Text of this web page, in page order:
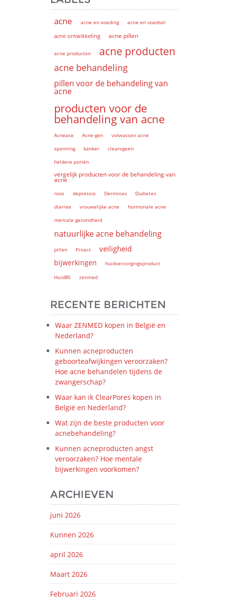
acne acne en voeding
acne en voedsel
acne ontwikkeling
acne pillen
acne producten acne producten
acne behandeling
pillen voor de behandeling van
acne
producten voor de
behandeling van acne
Acnease Acne-gen
volwassen acne
spanning
kanker
clearogeen
heldere poriën
vergelijk producten voor de behandeling van
acne
roos depressie Derminax
Diabetes
diarree
vrouwelijke acne
hormonale acne
mentale gezondheid
natuurlijke acne behandeling
pillen Proact veiligheid
bijwerkingen
huidverzorgingsproduct
HuidB5
zenmed
RECENTE BERICHTEN
Waar ZENMED kopen in België en
Nederland?
Kunnen acneproducten
geboorteafwijkingen veroorzaken?
Hoe acne behandelen tijdens de
zwangerschap?
Waar kan ik ClearPores kopen in
België en Nederland?
Wat zijn de beste producten voor
acnebehandeling?
Kunnen acneproducten angst
veroorzaken? Hoe mentale
bijwerkingen voorkomen?
ARCHIEVEN
juni 2026
Kunnen 2026
april 2026
Maart 2026
Februari 2026